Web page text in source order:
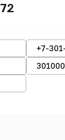
+7-